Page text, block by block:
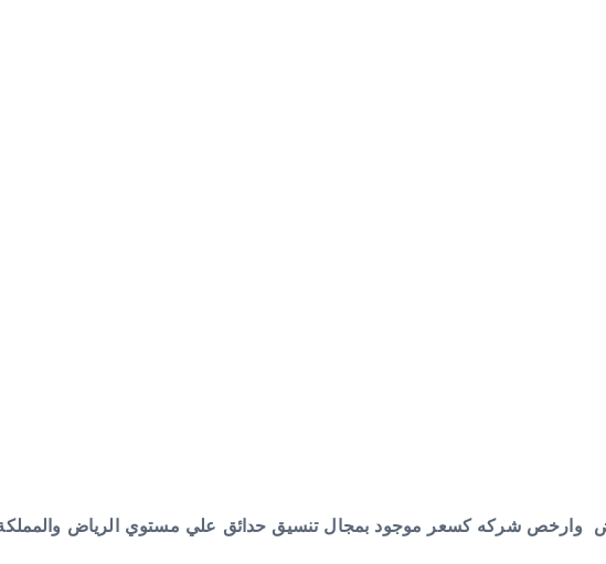
وارخص شركه كسعر موجود بمجال تنسيق حدائق علي مستوي الرياض والمملكة